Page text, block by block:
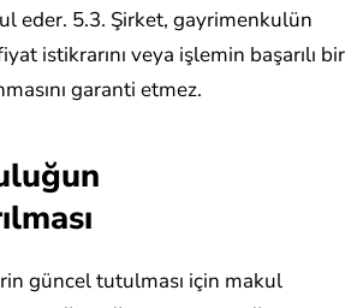
eder. 5.3. Şirket, gayrimenkulün
istikrarını veya işlemin başarılı bir
garanti etmez.
güncel tutulması için makul